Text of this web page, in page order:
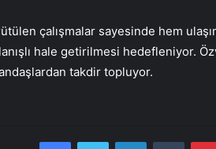
çalışmalar sayesinde hem
hale getirilmesi hedefleniyor.
takdir topluyor.
FacebookTwitter LinkedInTumblr